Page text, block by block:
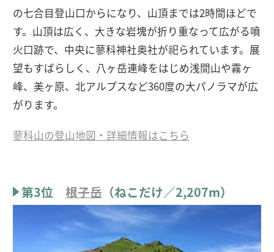
の七合目登山口からになり、山頂までは2時間ほどで
す。山頂は広く、大きな岩塊が折り重なって広がる噴
火口跡で、中央に蓼科神社奥社が祀られています。展
望もすばらしく、八ヶ岳連峰をはじめ浅間山や霧ヶ
峰、美ヶ原、北アルプスなど360度の大パノラマが広
がります。
蓼科山の登山地図・詳細情報はこちら
第3位 根子岳 （ねこだけ／2,207m）